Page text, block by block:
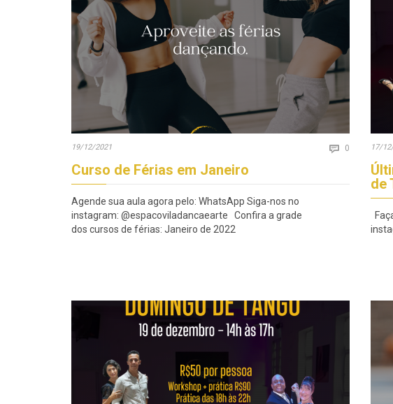
19/12/2021  0Comments
Curso de Férias em Janeiro
Agende sua aula agora pelo: WhatsApp Siga-nos no
instagram: @espacoviladancaearte Confira a grade
dos cursos de férias: Janeiro de 2022
17/
de